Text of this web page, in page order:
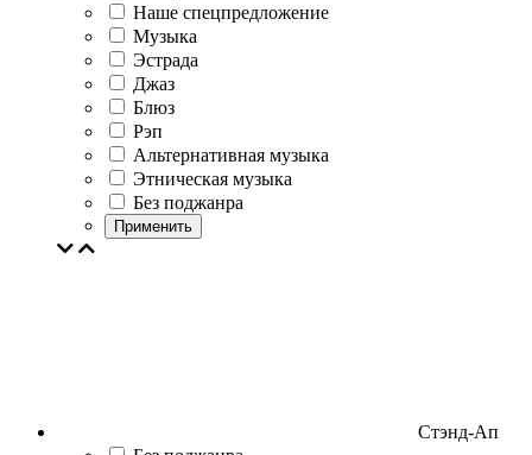
Наше спецпредложение
Музыка
Эстрада
Джаз
Блюз
Рэп
Альтернативная музыка
Этническая музыка
Без поджанра
Применить
Стэнд-Ап